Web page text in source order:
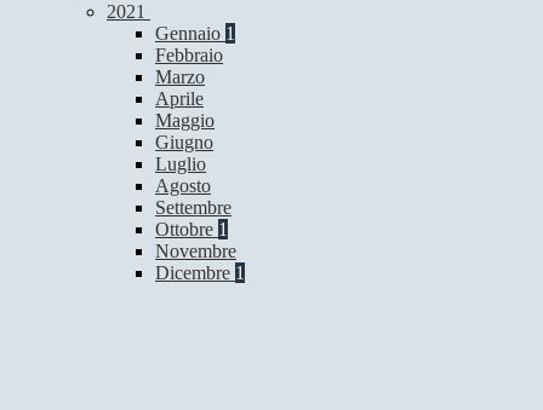
2021
Gennaio 1
Febbraio
Marzo
Aprile
Maggio
Giugno
Luglio
Agosto
Settembre
Ottobre 1
Novembre
Dicembre 1